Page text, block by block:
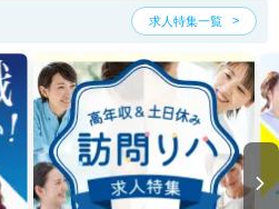
求人特集一覧